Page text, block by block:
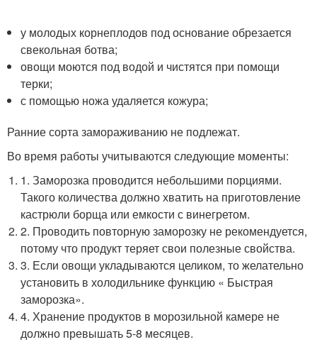
у молодых корнеплодов под основание обрезается
свекольная ботва;
овощи моются под водой и чистятся при помощи
терки;
с помощью ножа удаляется кожура;
Ранние сорта замораживанию не подлежат.
Во время работы учитываются следующие моменты:
1. Заморозка проводится небольшими порциями.
Такого количества должно хватить на приготовление
кастрюли борща или емкости с винегретом.
2. Проводить повторную заморозку не рекомендуется,
потому что продукт теряет свои полезные свойства.
3. Если овощи укладываются целиком, то желательно
установить в холодильнике функцию « Быстрая
заморозка».
4. Хранение продуктов в морозильной камере не
должно превышать 5-8 месяцев.